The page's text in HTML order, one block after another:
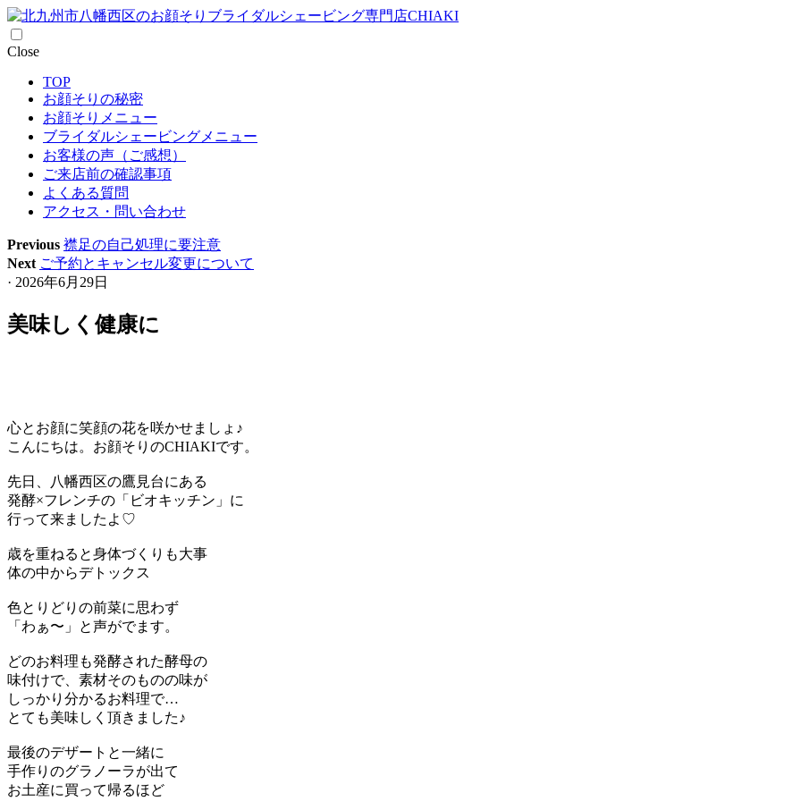
CloseSkip
content
TOP
お顔そりの秘密
お顔そりメニュー
ブライダルシェービングメニュー
お客様の声（ご感想）
ご来店前の確認事項
よくある質問
アクセス・問い合わせ
Previous 襟足の自己処理に要注意
Next ご予約とキャンセル変更について
· 2026年6月29日
美味しく健康に
心とお顔に笑顔の花を咲かせましょ♪
こんにちは。お顔そりのCHIAKIです。
先日、八幡西区の鷹見台にある
発酵×フレンチの「ビオキッチン」に
行って来ましたよ♡
歳を重ねると身体づくりも大事
体の中からデトックス
色とりどりの前菜に思わず
「わぁ〜」と声がでます。
どのお料理も発酵された酵母の
味付けで、素材そのものの味が
しっかり分かるお料理で…
とても美味しく頂きました♪
最後のデザートと一緒に
手作りのグラノーラが出て
お土産に買って帰るほど